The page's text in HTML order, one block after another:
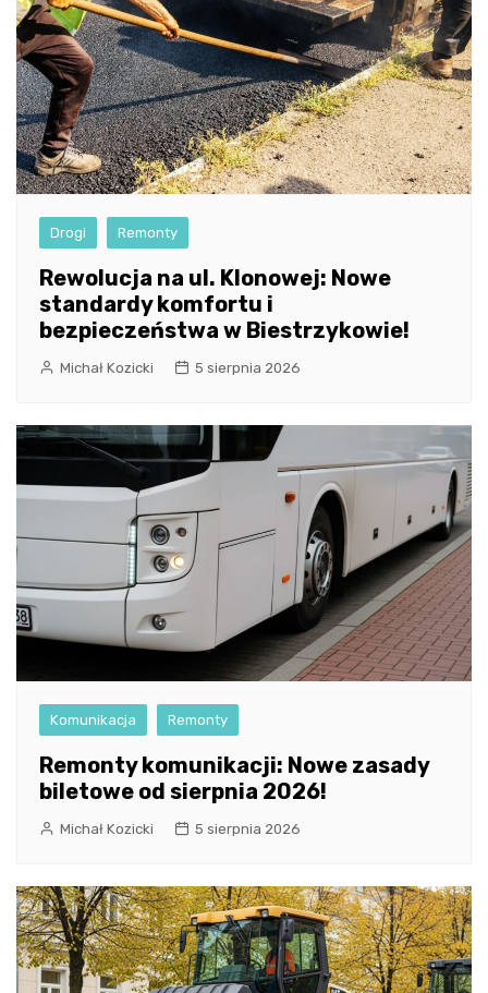
Drogi Remonty
Rewolucja na ul. Klonowej: Nowe
standardy komfortu i
bezpieczeństwa w Biestrzykowie!
Michał Kozicki 5 sierpnia 2026
Komunikacja Remonty
Remonty komunikacji: Nowe zasady
biletowe od sierpnia 2026!
Michał Kozicki 5 sierpnia 2026